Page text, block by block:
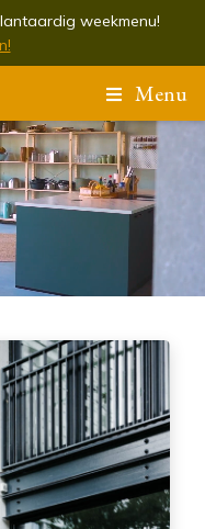
weekmenu!
Menu